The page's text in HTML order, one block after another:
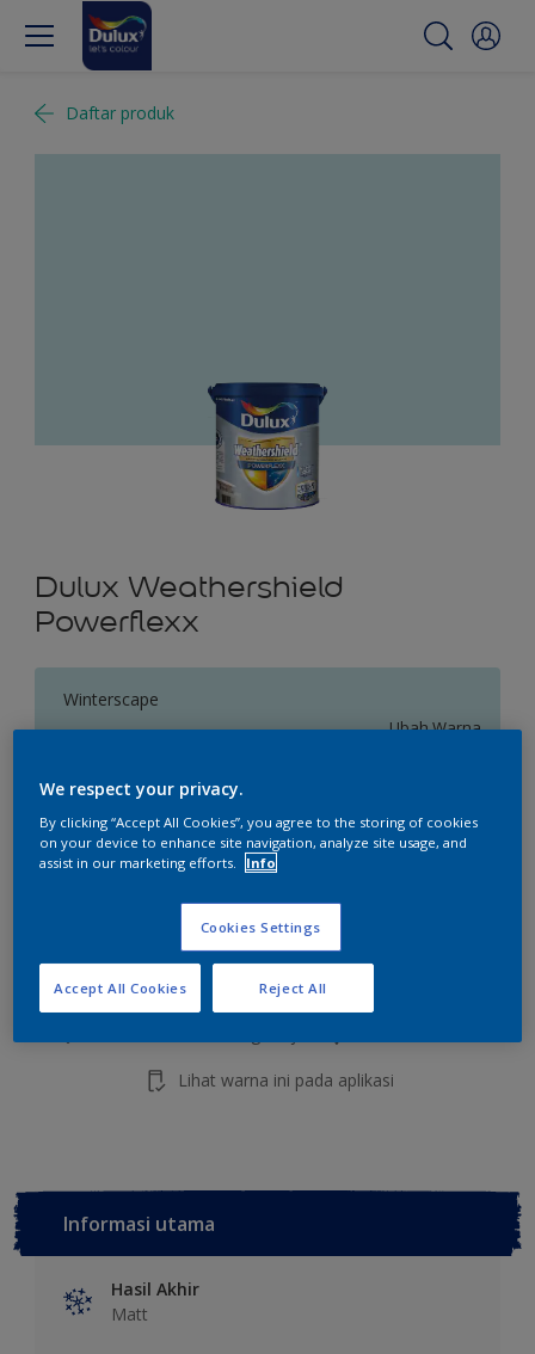
Daftar produk
Dulux Weathershield
Powerflexx
Winterscape
Ubah Warna
Ukuran
20 L
Kalkulator cat
Hitung
Lihat warna ini pada aplikasi
Informasi utama
Hasil Akhir
Matt
We respect your privacy.
By clicking “Accept All Cookies”, you agree to the storing of cookies
on your device to enhance site navigation, analyze site usage, and
assist in our marketing efforts.
Info
Cookies Settings
Reject All
Accept All Cookies